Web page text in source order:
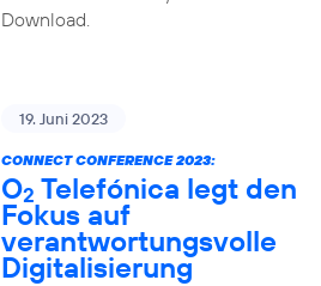
Download.
19. Juni 2023
CONNECT CONFERENCE 2023:
O2 Telefónica legt den
Fokus auf
verantwortungsvolle
Digitalisierung